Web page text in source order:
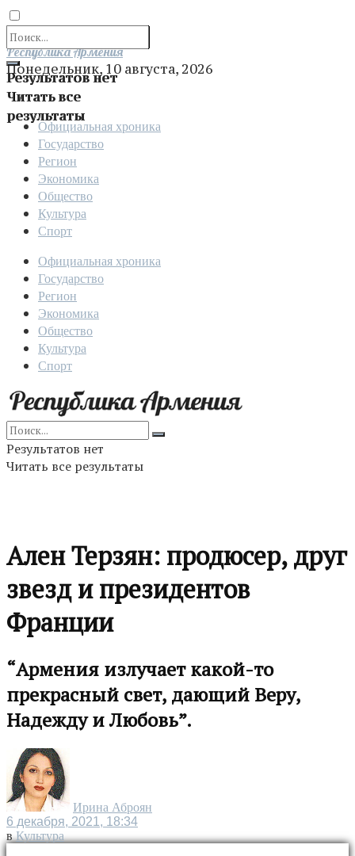
Результатов нет
Читать все
результаты
Отправить
Республика Армения
Понедельник, 10 августа, 2026
Официальная хроника
Государство
Регион
Экономика
Общество
Культура
Спорт
Официальная хроника
Государство
Регион
Экономика
Общество
Культура
Спорт
Результатов нет
Читать все результаты
Ален Терзян: продюсер, друг
звезд и президентов
Франции
“Армения излучает какой-то
прекрасный свет, дающий Веру,
Надежду и Любовь”.
Ирина Аброян
6 декабря, 2021, 18:34
в Культура